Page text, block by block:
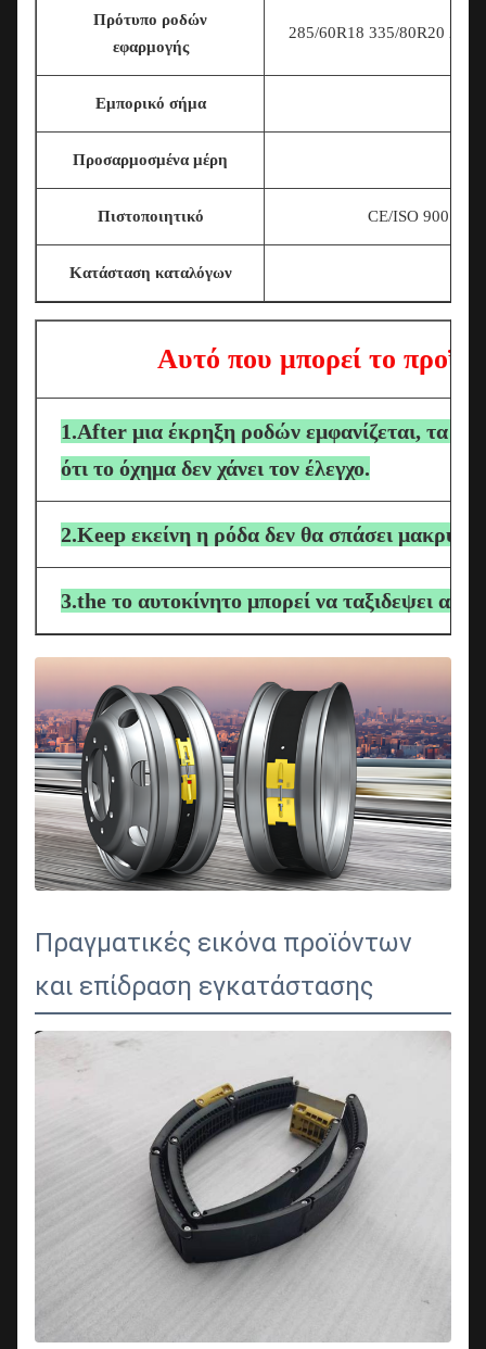
Πρότυπο ροδών
εφαρμογής
285/60R18 335/80R20
Εμπορικό σήμα
Προσαρμοσμένα μέρη
Πιστοποιητικό CE/ISO 9001/
Κατάσταση καταλόγων
Αυτό που μπορεί το
1.After μια έκρηξη ροδών εμφανίζεται, τα
ότι το όχημα δεν χάνει τον έλεγχο.
2.Keep εκείνη η ρόδα δεν θα σπάσει μακρυά
3.the το αυτοκίνητο μπορεί να ταξιδεψει
Πραγματικές εικόνα προϊόντων
και επίδραση εγκατάστασης